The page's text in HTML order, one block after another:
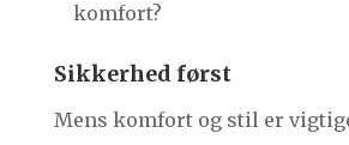
komfort?
Sikkerhed først
Mens komfort og stil er